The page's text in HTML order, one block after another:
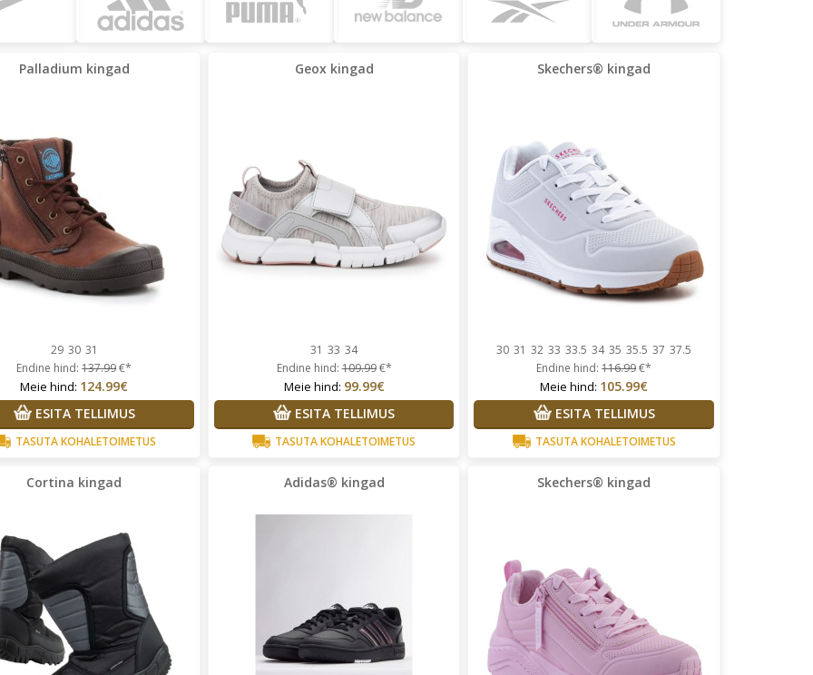
Palladium kingad
29 30 31
Endine hind:137.99€*
Meie hind: 124.99€
ESITA TELLIMUS
TASUTA KOHALETOIMETUS
Geox kingad
31 33 34
Endine hind:109.99€*
Meie hind: 99.99€
ESITA TELLIMUS
TASUTA KOHALETOIMETUS
Skechers® kingad
30 31 32 33 33.5 34 35 35.5 37 37.5
Endine hind:116.99€*
Meie hind: 105.99€
ESITA TELLIMUS
TASUTA KOHALETOIMETUS
Cortina kingad Adidas® kingad Skechers® kingad